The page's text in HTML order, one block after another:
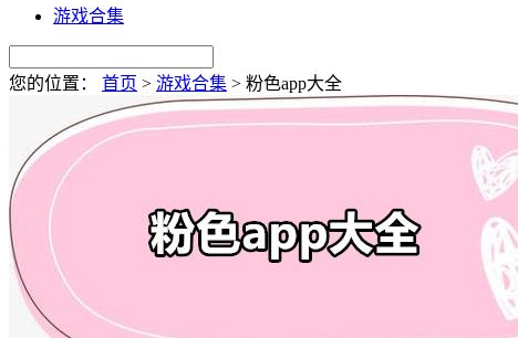
游戏合集
您的位置： 首页 > 游戏合集 > 粉色app大全